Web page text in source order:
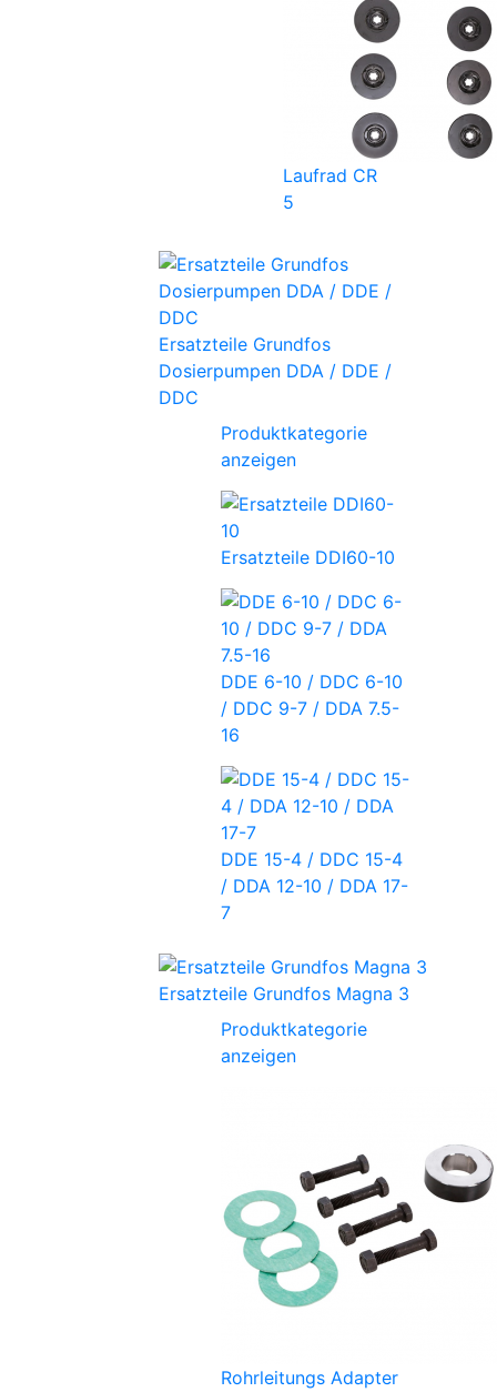
Laufrad CR
5
Ersatzteile Grundfos
Dosierpumpen DDA / DDE /
DDC
Produktkategorie
anzeigen
Ersatzteile DDI60-10
DDE 6-10 / DDC 6-10
/ DDC 9-7 / DDA 7.5-
16
DDE 15-4 / DDC 15-4
/ DDA 12-10 / DDA 17-
7
Ersatzteile Grundfos Magna 3
Produktkategorie
anzeigen
Rohrleitungs Adapter